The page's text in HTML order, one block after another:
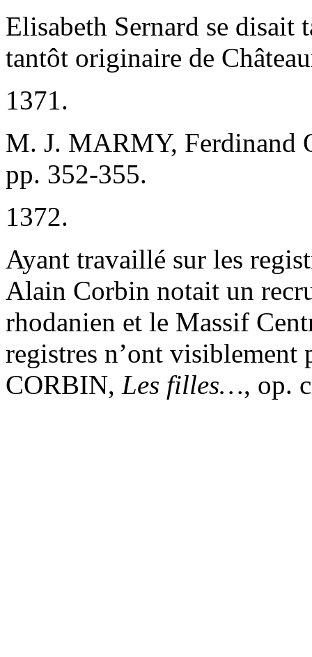
Elisabeth Sernard se
tantôt originaire de
1371.
M. J. MARMY, Ferdinand
pp. 352-355.
1372.
Ayant travaillé sur les
Alain Corbin notait un
rhodanien et le Massif
registres n’ont visiblement
CORBIN, Les filles…, op.